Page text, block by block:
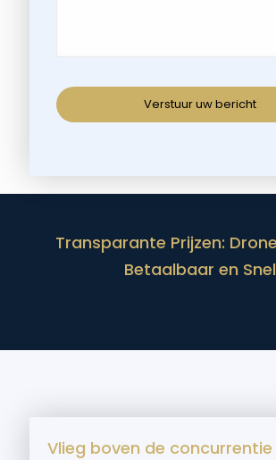
Transparante Prijzen:
Betaalbaar en Snel
Vlieg boven de